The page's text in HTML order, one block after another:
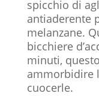
spicchio di
antiaderente
melanzane.
bicchiere
minuti,
ammorbidire
cuocerle.